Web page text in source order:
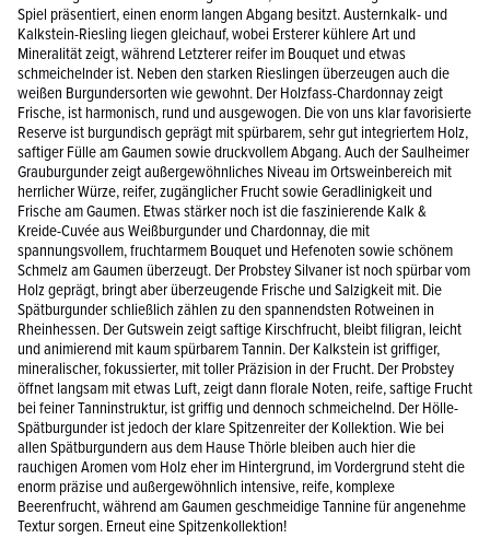
Spiel präsentiert, einen enorm langen Abgang besitzt. Austernkalk- und
Kalkstein-Riesling liegen gleichauf, wobei Ersterer kühlere Art und
Mineralität zeigt, während Letzterer reifer im Bouquet und etwas
schmeichelnder ist. Neben den starken Rieslingen überzeugen auch die
weißen Burgundersorten wie gewohnt. Der Holzfass-Chardonnay zeigt
Frische, ist harmonisch, rund und ausgewogen. Die von uns klar favorisierte
Reserve ist burgundisch geprägt mit spürbarem, sehr gut integriertem Holz,
saftiger Fülle am Gaumen sowie druckvollem Abgang. Auch der Saulheimer
Grauburgunder zeigt außergewöhnliches Niveau im Ortsweinbereich mit
herrlicher Würze, reifer, zugänglicher Frucht sowie Geradlinigkeit und
Frische am Gaumen. Etwas stärker noch ist die faszinierende Kalk &
Kreide-Cuvée aus Weißburgunder und Chardonnay, die mit
spannungsvollem, fruchtarmem Bouquet und Hefenoten sowie schönem
Schmelz am Gaumen überzeugt. Der Probstey Silvaner ist noch spürbar vom
Holz geprägt, bringt aber überzeugende Frische und Salzigkeit mit. Die
Spätburgunder schließlich zählen zu den spannendsten Rotweinen in
Rheinhessen. Der Gutswein zeigt saftige Kirschfrucht, bleibt filigran, leicht
und animierend mit kaum spürbarem Tannin. Der Kalkstein ist griffiger,
mineralischer, fokussierter, mit toller Präzision in der Frucht. Der Probstey
öffnet langsam mit etwas Luft, zeigt dann florale Noten, reife, saftige Frucht
bei feiner Tanninstruktur, ist griffig und dennoch schmeichelnd. Der Hölle-
Spätburgunder ist jedoch der klare Spitzenreiter der Kollektion. Wie bei
allen Spätburgundern aus dem Hause Thörle bleiben auch hier die
rauchigen Aromen vom Holz eher im Hintergrund, im Vordergrund steht die
enorm präzise und außergewöhnlich intensive, reife, komplexe
Beerenfrucht, während am Gaumen geschmeidige Tannine für angenehme
Textur sorgen. Erneut eine Spitzenkollektion!